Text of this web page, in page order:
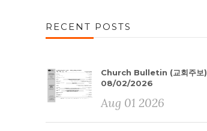
RECENT POSTS
Church Bulletin (교회주보)
08/02/2026
Aug 01 2026